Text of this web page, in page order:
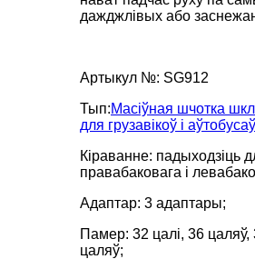
дажджлівых або
Артыкул №: SG912
Тып:Масіўная шчотка
для грузавікоў і аўтобусаў
Кіраванне: падыходзіць
правабаковага і
Адаптар: 3 адаптары;
Памер: 32 цалі, 36 цаляў,
цаляў;